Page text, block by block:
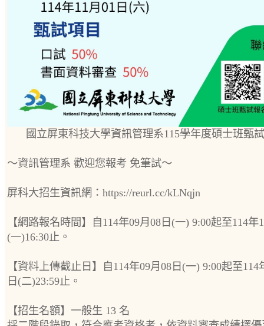
國立屏東科技大學資訊管理系115學年度碩士班甄
～資訊管理系 歡迎您報考 免筆試～
屏科大招生資訊網：https://reurl.cc/kLNqjn
【網路報名時間】自114年09月08日(一) 9:00起至114年
(一)16:30止。
【資料上傳截止日】自114年09月08日(一) 9:00起至114
日(二)23:59止。
【招生名額】一般生 13 名